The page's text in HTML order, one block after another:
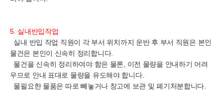
5. 실내반입작업
실내 반입 작업 직원이 각 부서 위치까지 운반 후 부서 직원은 본인
물건은 본인이 신속히 정리합니다.
물건을 신속히 정리하여야 함은 물론, 이전 물량을 안내하기 어려
우므로 안내 표대로 물량을 유도해야 합니다.
물필요한 물품은 따로 빼놓거나 창고에 보관 및 폐기처분합니다.